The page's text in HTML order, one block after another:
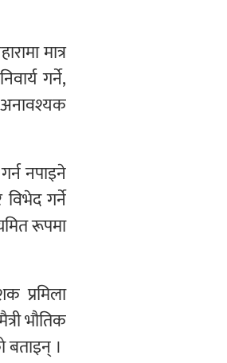
मात्र
गर्ने,
नपाइने
विभेद गर्ने
रूपमा
प्रमिला
भौतिक
बताइन् ।